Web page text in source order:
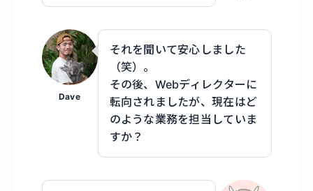
Dave
それを聞いて安心しました
（笑）。
その後、Webディレクターに
転向されましたが、現在はど
のような業務を担当していま
すか？